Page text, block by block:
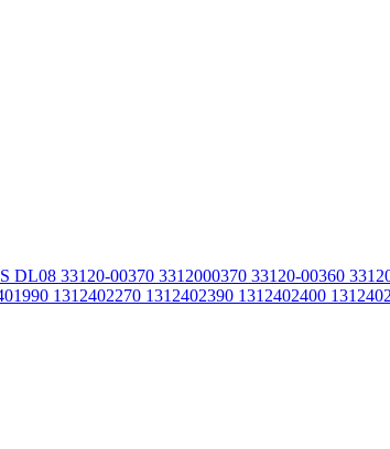
DL08 33120-00370 3312000370 33120-00360
1312402270 1312402390 1312402400